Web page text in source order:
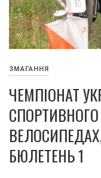
ЗМАГАННЯ
ЧЕМПІОНАТ
БЮЛЕТЕНЬ 1